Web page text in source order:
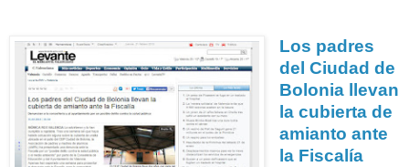
Los padres
del Ciudad de
Bolonia llevan
la cubierta de
amianto ante
la Fiscalía